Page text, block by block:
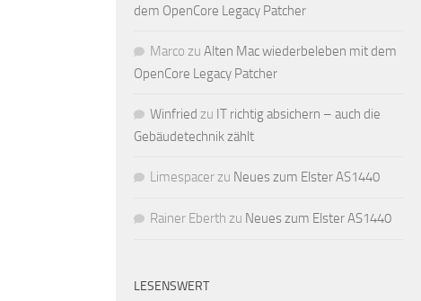
dem OpenCore Legacy Patcher
Marco zu Alten Mac wiederbeleben mit dem
OpenCore Legacy Patcher
Winfried zu IT richtig absichern – auch die
Gebäudetechnik zählt
Limespacerzu Neues zum Elster AS1440
Rainer Eberth zu Neues zum Elster AS1440
LESENSWERT